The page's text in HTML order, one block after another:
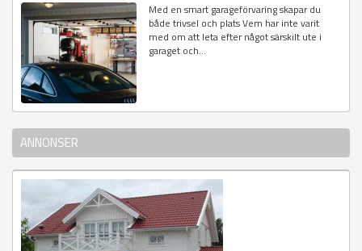
Med en smart garageförvaring skapar du
både trivsel och plats Vem har inte varit
med om att leta efter något särskilt ute i
garaget och...
ANNONSER